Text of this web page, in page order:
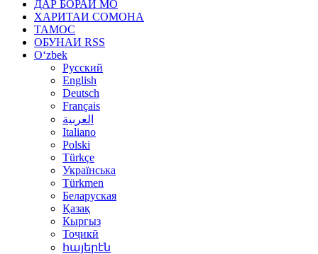
ДАР БОРАИ МО
ХАРИТАИ СОМОНА
ТАМОС
ОБУНАИ RSS
Oʻzbek
Русский
English
Deutsch
Français
العربية
Italiano
Polski
Türkçe
Українська
Türkmen
Беларуская
Қазақ
Кыргыз
Тоҷикӣ
հայերէն